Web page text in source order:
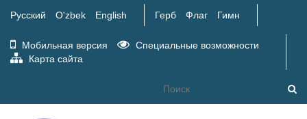
Русский O'zbek English Герб Флаг Гимн
Мобильная версия
Специальные возможности
Карта сайта